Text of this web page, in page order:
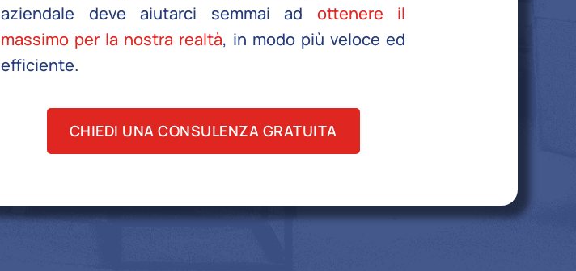
aziendale deve aiutarci semmai ad ottenere il
massimo per la nostra realtà, in modo più veloce ed
efficiente.
CHIEDI UNA CONSULENZA GRATUITA